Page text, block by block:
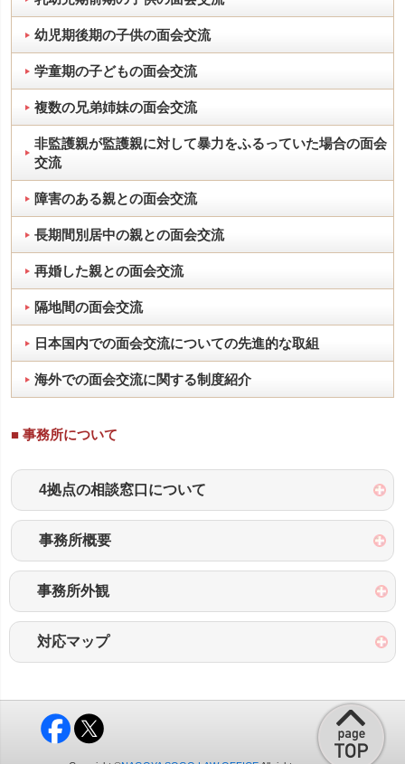
幼児期後期の子供の面会交流
学童期の子どもの面会交流
複数の兄弟姉妹の面会交流
非監護親が監護親に対して暴力をふるっていた場合の面会
交流
障害のある親との面会交流
長期間別居中の親との面会交流
再婚した親との面会交流
隔地間の面会交流
日本国内での面会交流についての先進的な取組
海外での面会交流に関する制度紹介
■ 事務所について
4拠点の相談窓口について
事務所概要
事務所外観
対応マップ